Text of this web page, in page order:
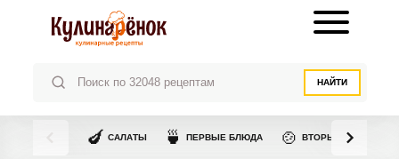
НАЙТИ
🍆 САЛАТЫ 🍵 ПЕРВЫЕ БЛЮДА 🍲 ВТОРЫЕ БЛЮДА